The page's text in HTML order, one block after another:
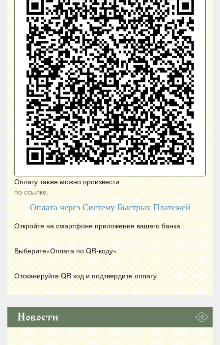
Оплату также можно произвести
по ссылке.
Оплата через Систему Быстрых Платежей
Откройте на смартфоне приложение вашего банка
Выберите«Оплата по QR-коду»
Отсканируйте QR код и подтвердите оплату
Новости